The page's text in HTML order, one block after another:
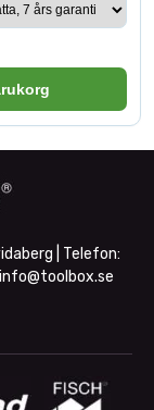
| Telefon:
info@toolbox.se